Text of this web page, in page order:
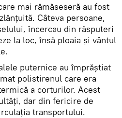
mai rămăseseră au fost
Câteva persoane,
încercau din răsputeri
la loc, însă ploaia și vântul
puternice au împrăștiat
polistirenul care era
a corturilor. Acest
dar din fericire de
transportului.